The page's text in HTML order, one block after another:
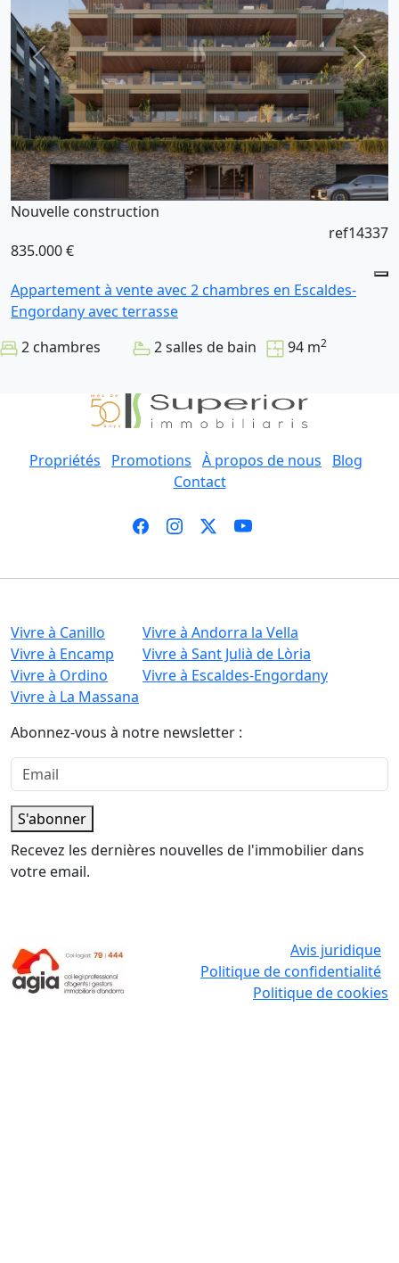
Nouvelle construction
835.000 €
ref14337
Appartement à vente avec 2 chambres en Escaldes-
Engordany avec terrasse
2 chambres
2 salles de bain 94 m2
Propriétés Promotions À propos de nous
Blog
Contact
Vivre à Canillo
Vivre à Encamp
Vivre à Ordino
Vivre à La Massana
Vivre à Andorra la Vella
Vivre à Sant Julià de Lòria
Vivre à Escaldes-Engordany
Abonnez-vous à notre newsletter :
S'abonner
Recevez les dernières nouvelles de l'immobilier dans
votre email.
Avis juridique
Politique de confidentialité
Politique de cookies